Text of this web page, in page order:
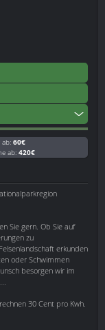
ab: 60€
ab: 420€
Sie gern. Ob Sie auf
zu
erkunden
oder Schwimmen
besorgen wir im
30 Cent pro Kwh.